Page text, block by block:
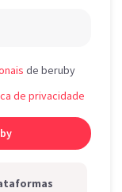
de beruby
de privacidade